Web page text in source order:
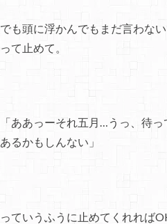
でも頭に浮かんでもまだ言わな
って止めて。
「ああっーそれ五月…うっ、待
あるかもしんない」
っていうふうに止めてくれれば